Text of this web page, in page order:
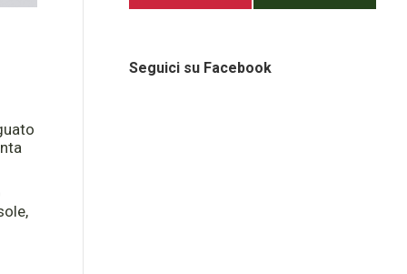
Seguici su Facebook